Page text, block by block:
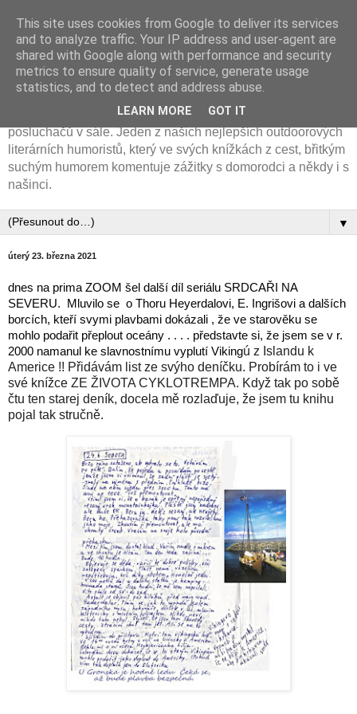
Cyklotremp Jan Vlasák
Horolozec, cyklotremp a spisovatel. Na svém kole
procestoval 50 zemí světa. Výborný vypravěč, jehož
cestovatelská diashow poznáte podle salev smíchu
posluchačů v sále. Jeden z našich nejlepších outdoorových
literárních humoristů, který ve svých knížkách z cest, břitkým
suchým humorem komentuje zážitky s domorodci a někdy i s
našinci.
▼
úterý 23. března 2021
dnes na prima ZOOM šel další díl seriálu SRDCAŘI NA
SEVERU.  Mluvilo se  o Thoru Heyerdalovi, E. Ingrišovi a dalších
borcích, kteří svymi plavbami dokázali , že ve starověku se
mohlo podařit přeplout oceány . . . . představte si, že jsem se v r.
2000 namanul ke slavnostnímu vyplutí Vikingú z Islandu k
Americe !! Přidávám list ze svýho deníčku. Probírám to i ve
své knížce ZE ŽIVOTA CYKLOTREMPA. Když tak po sobě
čtu ten starej deník, docela mě rozlaďuje, že jsem tu knihu
pojal tak stručně.
This site uses cookies from Google to deliver its services
and to analyze traffic. Your IP address and user-agent are
shared with Google along with performance and security
metrics to ensure quality of service, generate usage
statistics, and to detect and address abuse.
LEARN MORE GOT IT